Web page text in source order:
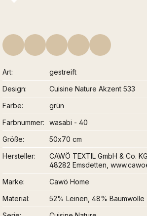
Art
gestreift
Design
Cuisine Nature Akzent 533
Farbe
grün
Farbnummer
wasabi - 40
Größe
50x70 cm
Hersteller
CAWÖ TEXTIL GmbH & Co.
48282 Emsdetten,
Marke
Cawö Home
Material
52% Leinen, 48% Baumwolle